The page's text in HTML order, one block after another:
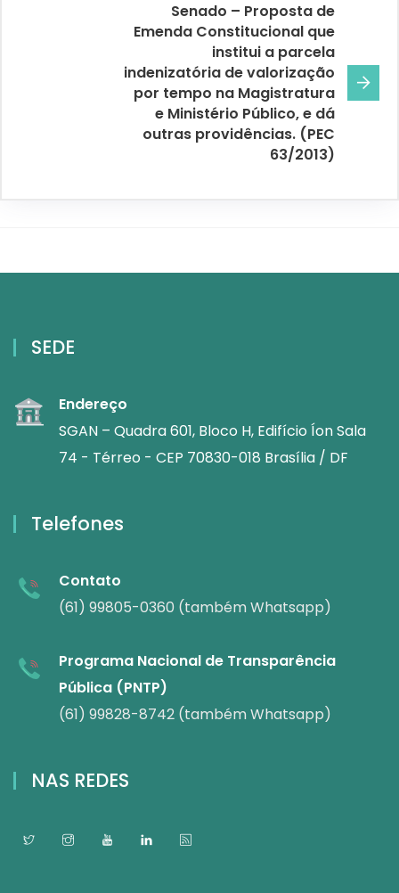
Senado – Proposta de
Emenda Constitucional que
institui a parcela
indenizatória de valorização
por tempo na Magistratura
e Ministério Público, e dá
outras providências. (PEC
63/2013)
SEDE
Endereço
SGAN – Quadra 601, Bloco H, Edifício Íon Sala
74 - Térreo - CEP 70830-018 Brasília / DF
Telefones
Contato
(61) 99805-0360 (também Whatsapp)
Programa Nacional de Transparência
Pública (PNTP)
(61) 99828-8742 (também Whatsapp)
NAS REDES